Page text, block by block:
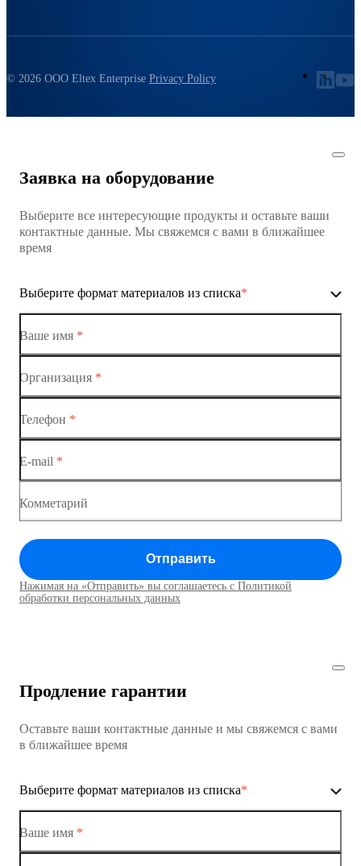
© 2026 ООО Eltex Enterprise Privacy Policy
Заявка на оборудование
Выберите все интересующие продукты и оставьте ваши
контактные данные. Мы свяжемся с вами в ближайшее
время
Выберите формат материалов из списка*
Ethernet-коммутаторы
Коммутатор доступа MES1428
Коммутаторы доступа01
Коммутатор доступа MES1428
Коммутатор доступа MES1428
Коммутаторы доступа
Ваше имя *
Организация *
Телефон *
E-mail *
Комметарий
Отправить
Нажимая на «Отправить» вы соглашаетесь с Политикой
обработки персональных данных
Продление гарантии
Оставьте ваши контактные данные и мы свяжемся с вами
в ближайшее время
Выберите формат материалов из списка*
Ваше имя *